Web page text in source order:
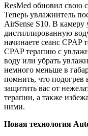
ResMed обновил свою
Теперь увлажнитель
AirSense S10. В камеру
дистиллированную
начинаете сеанс
CPAP терапию с
воду или убрать
немного меньше в
помнить, что
защитить вас от
терапии, а также
ними.
Новая технология